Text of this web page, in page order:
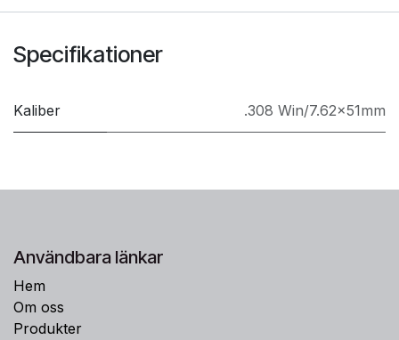
Specifikationer
Kaliber .308 Win/7.62x51mm
Användbara länkar
Hem
Om oss
Produkter